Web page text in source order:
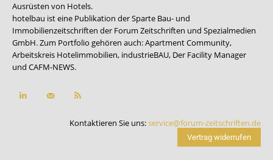
Ausrüsten von Hotels.
hotelbau ist eine Publikation der Sparte Bau- und
Immobilienzeitschriften der Forum Zeitschriften und Spezialmedien
GmbH. Zum Portfolio gehören auch:Apartment Community,
Arbeitskreis Hotelimmobilien, industrieBAU, Der Facility Manager
und CAFM-NEWS.
Kontaktieren Sie uns:service@forum-zeitschriften.de
Vertrag widerrufen